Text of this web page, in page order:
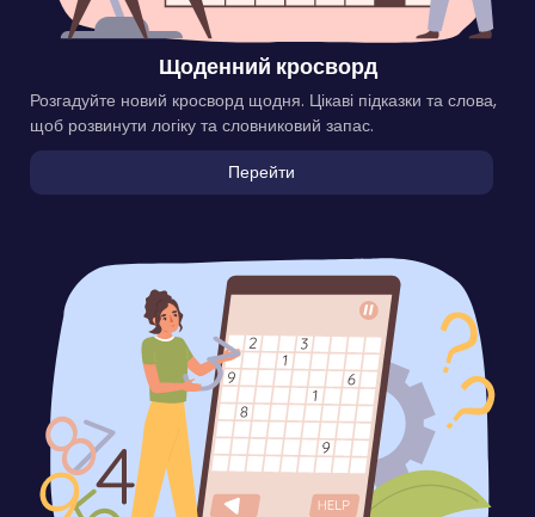
Щоденний кросворд
Розгадуйте новий кросворд щодня. Цікаві підказки та слова,
щоб розвинути логіку та словниковий запас.
Перейти